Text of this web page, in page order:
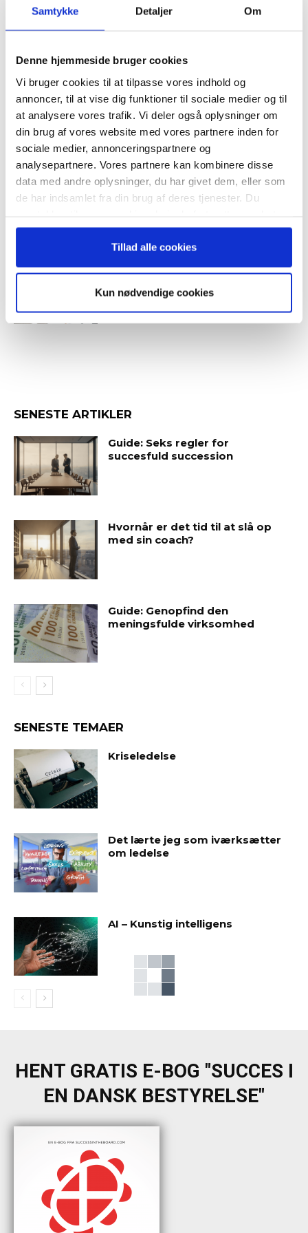
Samtykke Detaljer Om
Denne hjemmeside bruger cookies
Vi bruger cookies til at tilpasse vores indhold og
annoncer, til at vise dig funktioner til sociale medier og til
at analysere vores trafik. Vi deler også oplysninger om
din brug af vores website med vores partnere inden for
sociale medier, annonceringspartnere og
analysepartnere. Vores partnere kan kombinere disse
data med andre oplysninger, du har givet dem, eller som
de har indsamlet fra din brug af deres tjenester. Du
anvende vores hjemmeside.
Tillad alle cookies
Kun nødvendige cookies
TAGS virksomhedskulturen
RELATEREDE ARTIKLER
Guide: Genopfind den
meningsfulde virksomhed
Guide: Fem tegn på, at
SENESTE ARTIKLER
Guide: Seks regler for
succesfuld succession
Hvornår er det tid til at slå op
med sin coach?
Guide: Genopfind den
meningsfulde virksomhed
SENESTE TEMAER
Kriseledelse
Det lærte jeg som iværksætter
om ledelse
AI – Kunstig intelligens
HENT GRATIS E-BOG "SUCCES I
EN DANSK BESTYRELSE"
Tilmeld dig vores
nyhedsbrev
– og modtag Ole Borchs bog
“Succes i en dansk bestyrelse”
Bestyrelsesguidens ugentlige nyhedsbrev samt
Tilmeld